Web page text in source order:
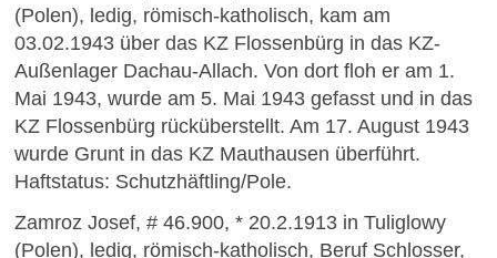
(Polen), ledig, römisch-katholisch, kam am
03.02.1943 über das KZ Flossenbürg in das KZ-
Außenlager Dachau-Allach. Von dort floh er am 1.
Mai 1943, wurde am 5. Mai 1943 gefasst und in das
KZ Flossenbürg rücküberstellt. Am 17. August 1943
wurde Grunt in das KZ Mauthausen überführt.
Haftstatus: Schutzhäftling/Pole.
Zamroz Josef, # 46.900, * 20.2.1913 in Tuliglowy
(Polen), ledig, römisch-katholisch, Beruf Schlosser,